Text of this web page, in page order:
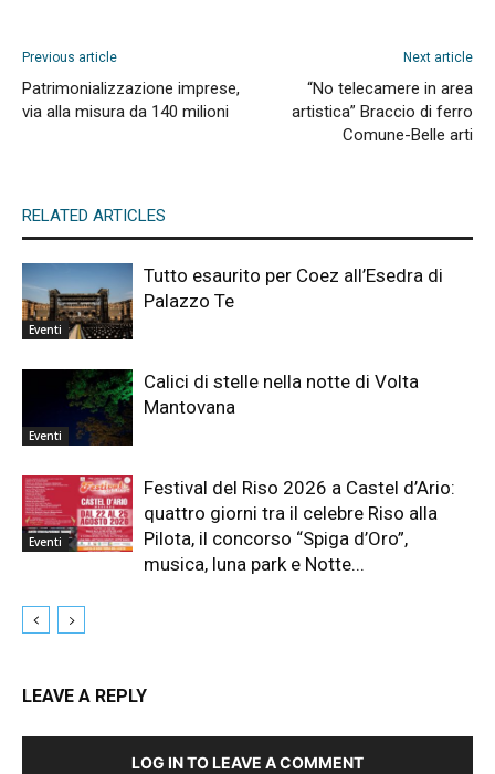
Previous article
Patrimonializzazione imprese,
via alla misura da 140 milioni
Next article
“No telecamere in area
artistica” Braccio di ferro
Comune-Belle arti
RELATED ARTICLES
Eventi
Tutto esaurito per Coez all’Esedra di
Palazzo Te
Eventi
Calici di stelle nella notte di Volta
Mantovana
Eventi
Festival del Riso 2026 a Castel d’Ario:
quattro giorni tra il celebre Riso alla
Pilota, il concorso “Spiga d’Oro”,
musica, luna park e Notte...
LEAVE A REPLY
LOG IN TO LEAVE A COMMENT